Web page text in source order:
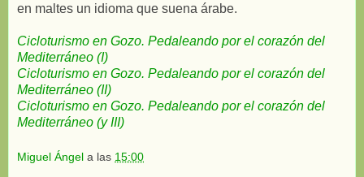
en maltes un idioma que suena árabe.
Cicloturismo en Gozo. Pedaleando por el corazón del
Mediterráneo (I)
Cicloturismo en Gozo. Pedaleando por el corazón del
Mediterráneo (II)
Cicloturismo en Gozo. Pedaleando por el corazón del
Mediterráneo (y III)
Miguel Ángel a las 15:00